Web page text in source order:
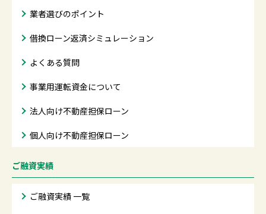
業者選びのポイント
借換ローン返済シミュレーション
よくある質問
事業用運転資金について
法人向け不動産担保ローン
個人向け不動産担保ローン
ご融資実績
ご融資実績 一覧